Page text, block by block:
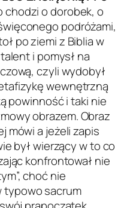
chodzi o dorobek, o
podróżami,
po ziemi z Biblia w
i pomysł na
czyli wydobył
wewnętrzną
powinność i taki nie
obrazem. Obraz
mówi a jeżeli zapis
był wierzący w to co
konfrontował nie
choć nie
typowo sacrum